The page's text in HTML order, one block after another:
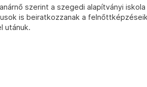
szerint a szegedi alapítványi
is beiratkozzanak a
utánuk.